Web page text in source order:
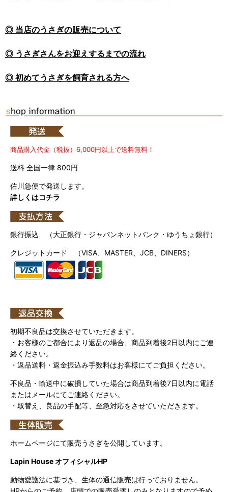
◎ 当店のうさぎの販売について
◎ うさぎさんをお迎えするまでの流れ
◎ 初めてうさぎを飼育される方へ
商品購入代金（税抜）6,000円以上で送料無料！
送料 全国一律 800円
佐川急便で発送します。
詳しくはコチラ
銀行振込 （大正銀行・ジャパンネットバンク・ゆうちょ銀行）
クレジットカード （VISA、MASTER、JCB、DINERS）
初期不良品は交換させていただきます。
・お客様のご都合により返品の場合、商品到着後2日以内にご連
絡ください。
・返品送料・返金振込み手数料はお客様にてご負担ください。
不良品・輸送中に破損していた場合は商品到着後7日以内に電話
またはメールにてご連絡ください。
・取替え、良品の手配等、至急対応をさせていただきます。
ホームページにて販売うさぎを公開しています。
Lapin House オフィシャルHP
動物愛護法に基づき、生体の通信販売は行っておりません。